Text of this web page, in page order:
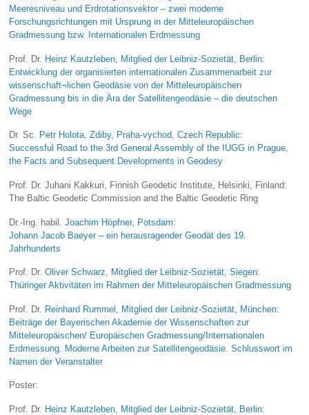
Meeresniveau und Erdrotationsvektor – zwei moderne
Forschungsrichtungen mit Ursprung in der Mitteleuropäischen
Gradmessung bzw. Internationalen Erdmessung
Prof. Dr. Heinz Kautzleben, Mitglied der Leibniz-Sozietät, Berlin:
Entwicklung der organisierten internationalen Zusammenarbeit zur
wissenschaft¬lichen Geodäsie von der Mitteleuropäischen
Gradmessung bis in die Ära der Satellitengeodäsie – die deutschen
Wege
Dr. Sc. Petr Holota, Zdiby, Praha-vychod, Czech Republic:
Successful Road to the 3rd General Assembly of the IUGG in Prague,
the Facts and Subsequent Developments in Geodesy
Prof. Dr. Juhani Kakkuri, Finnish Geodetic Institute, Helsinki, Finland:
The Baltic Geodetic Commission and the Baltic Geodetic Ring
Dr.-Ing. habil.Joachim Höpfner, Potsdam:
Johann Jacob Baeyer – ein herausragender Geodät des 19.
Jahrhunderts
Prof. Dr.Oliver Schwarz, Mitglied der Leibniz-Sozietät, Siegen:
Thüringer Aktivitäten im Rahmen der Mitteleuropäischen Gradmessung
Prof. Dr. Reinhard Rummel, Mitglied der Leibniz-Sozietät, München:
Beiträge der Bayerischen Akademie der Wissenschaften zur
Mitteleuropäischen/ Europäischen Gradmessung/Internationalen
Erdmessung. Moderne Arbeiten zur Satellitengeodäsie. Schlusswort im
Namen der Veranstalter
Poster:
Prof. Dr. Heinz Kautzleben, Mitglied der Leibniz-Sozietät, Berlin: